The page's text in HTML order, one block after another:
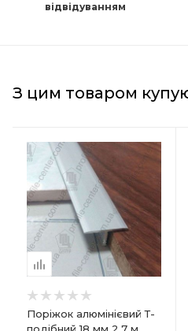
відвідуванням
З цим товаром
Поріжок алюмінієвий Т-
Країна-виробник
Польща
Товщина
10 мм
Ширина
590 мм
Довжина
Деревне волокно